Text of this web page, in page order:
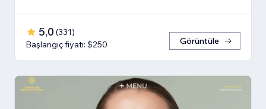
5,0 (331)
Başlangıç fiyatı: $250
Görüntüle